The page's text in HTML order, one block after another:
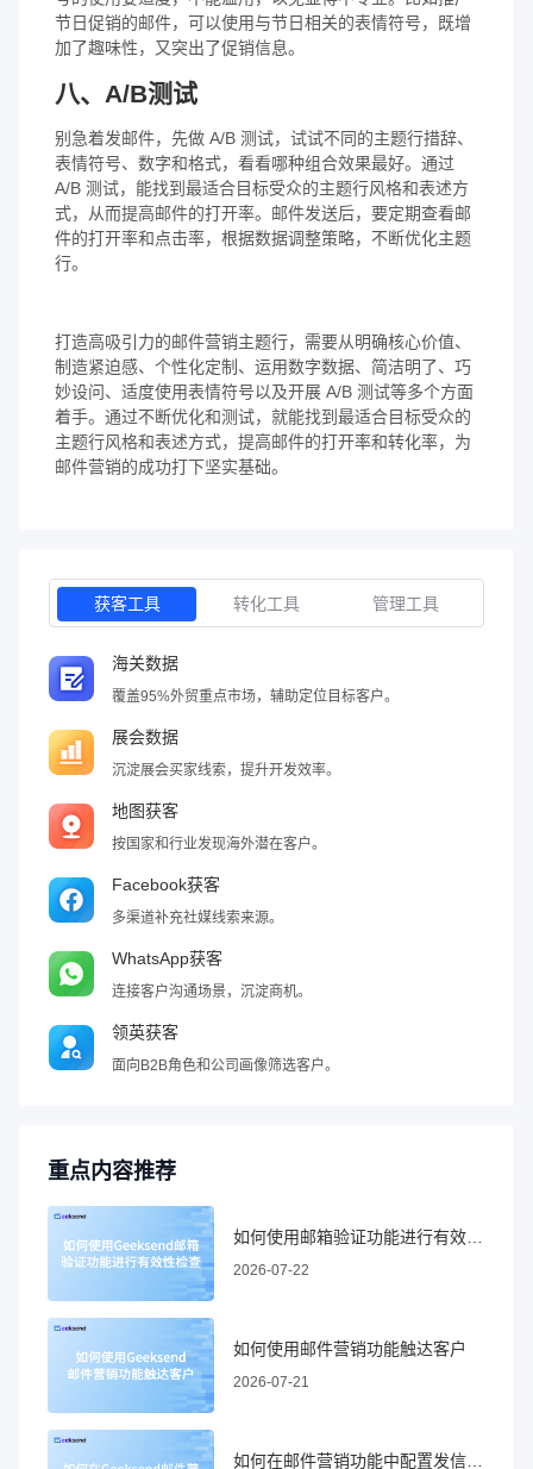
节日促销的邮件，可以使用与节日相关的表情符号，既增
加了趣味性，又突出了促销信息。
八、A/B测试
别急着发邮件，先做 A/B 测试，试试不同的主题行措辞、
表情符号、数字和格式，看看哪种组合效果最好。通过
A/B 测试，能找到最适合目标受众的主题行风格和表述方
式，从而提高邮件的打开率。邮件发送后，要定期查看邮
件的打开率和点击率，根据数据调整策略，不断优化主题
行。
打造高吸引力的邮件营销主题行，需要从明确核心价值、
制造紧迫感、个性化定制、运用数字数据、简洁明了、巧
妙设问、适度使用表情符号以及开展 A/B 测试等多个方面
着手。通过不断优化和测试，就能找到最适合目标受众的
主题行风格和表述方式，提高邮件的打开率和转化率，为
邮件营销的成功打下坚实基础。
获客工具 转化工具 管理工具
海关数据
覆盖95%外贸重点市场，辅助定位目标客户。
展会数据
沉淀展会买家线索，提升开发效率。
地图获客
按国家和行业发现海外潜在客户。
Facebook获客
多渠道补充社媒线索来源。
WhatsApp获客
连接客户沟通场景，沉淀商机。
领英获客
面向B2B角色和公司画像筛选客户。
重点内容推荐
2026-07-22
如何使用邮件营销功能触达客户
2026-07-21